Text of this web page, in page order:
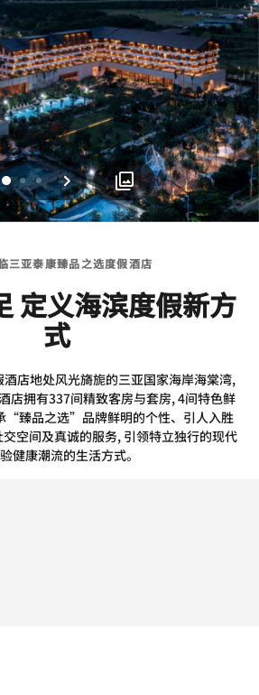
页
012 下一页
三亚泰康臻品之选度假酒店
定义海滨度假新方
式
店地处风光旖旎的三亚国家海岸海棠湾,
店拥有337间精致客房与套房, 4间特色鲜
“臻品之选”品牌鲜明的个性、引人入胜
空间及真诚的服务, 引领特立独行的现代
健康潮流的生活方式。